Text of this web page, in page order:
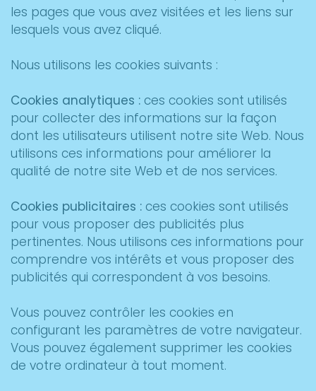
les pages que vous avez visitées et les liens sur
lesquels vous avez cliqué.
Nous utilisons les cookies suivants :
Cookies analytiques : ces cookies sont utilisés
pour collecter des informations sur la façon
dont les utilisateurs utilisent notre site Web. Nous
utilisons ces informations pour améliorer la
qualité de notre site Web et de nos services.
Cookies publicitaires : ces cookies sont utilisés
pour vous proposer des publicités plus
pertinentes. Nous utilisons ces informations pour
comprendre vos intérêts et vous proposer des
publicités qui correspondent à vos besoins.
Vous pouvez contrôler les cookies en
configurant les paramètres de votre navigateur.
Vous pouvez également supprimer les cookies
de votre ordinateur à tout moment.